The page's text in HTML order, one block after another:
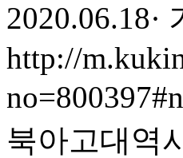
2020.06.18·
http://
북아고대역